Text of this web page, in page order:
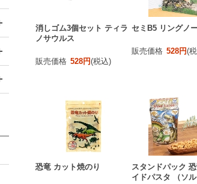
消しゴム3個セット ティラ
ノサウルス
販売価格 528円(税込)
セミB5 リングノ
販売価格 528円(
恐竜 カット焼のり
スタンドパック
イドパスタ （ソル